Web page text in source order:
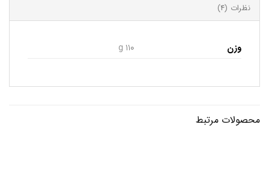
نظرات (4)
وزن 110 g
محصولات مرتبط